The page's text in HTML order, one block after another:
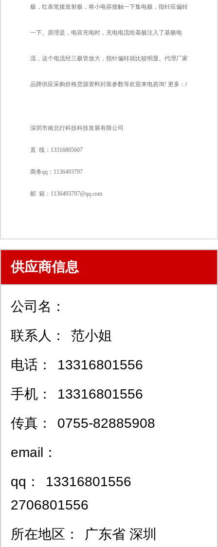
极，红表笔接发射极，将小电容接触一下集电极，指针应偏转
一下。原理是，电容充电时，充电电流给基极注入了基极电
流，这个电流经三极管放大，指针偏转就比较明显。代理厂家
品牌供应采购价格货源资料封装参数等欢迎来电咨询! 更多： /
深圳市南北行科技科技发展有限公司
直 线：13316805607
商务qq：1136493797
邮 箱：1136493797@qq.com
供应商信息
公司名：
联系人：
范小姐
电话：
13316801556
手机：
13316801556
传真：
0755-82885908
email：
qq：
13316801556
2706801556
所在地区：
广东省 深圳